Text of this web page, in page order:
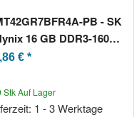
PB - SK
16 GB DDR3-1600
PC3L-12800R 2Rx4
€ *
Stk Auf Lager
1 - 3 Werktage